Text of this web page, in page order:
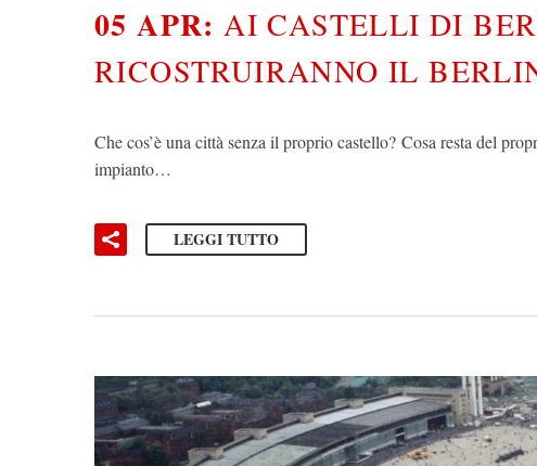
05 APR:AI CASTELLI DI
RICOSTRUIRANNO IL
Che cos’è una città senza il proprio castello? Cosa resta del
impianto…
LEGGI TUTTO